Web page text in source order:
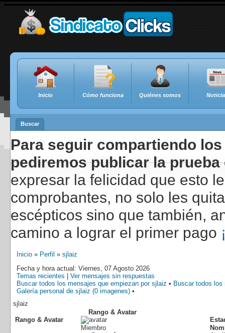
Inicio Cómo funciona Quiénes somos
Buscar
Para seguir compartiendo
pediremos publicar la
expresar la felicidad que esto
comprobantes, no solo les
escépticos sino que también,
camino a lograr el primer pago
Inicio » Perfil » sjlaiz
Fecha y hora actual: Viernes, 07 Agosto 2026
Temas recientes
Ver mensajes sin respuestas
Buscar todos los mensajes que empiezan por sjlaiz • Buscar todos
Galería personal de sjlaiz (0 imagenes) •
sjlaiz
Rango & Avatar
Rango & Avatar
Miembro